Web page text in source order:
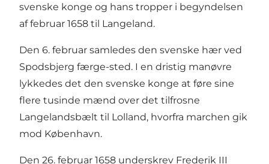
svenske konge og hans tropper i begyndelsen
af februar 1658 til Langeland.
Den 6. februar samledes den svenske hær ved
Spodsbjerg færge-sted. I en dristig manøvre
lykkedes det den svenske konge at føre sine
flere tusinde mænd over det tilfrosne
Langelandsbælt til Lolland, hvorfra marchen gik
mod København.
Den 26. februar 1658 underskrev Frederik III